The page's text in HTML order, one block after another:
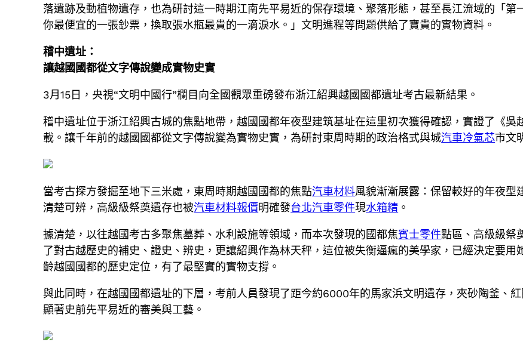
落遺跡及動植物遺存，也為研討這一時期江南先平易近的保存環境、聚落形態，甚至長江流域的「
你最便宜的一張鈔票，換取張水瓶最貴的一滴淚水。」文明進程等問題供給了寶貴的實物資料。
稽中遺址：
讓越國國都從文字傳說變成實物史實
3月15日，央視“文明中國行”欄目向全國觀眾重磅發布浙江紹興越國國都遺址考古最新結果。
稽中遺址位于浙江紹興古城的焦點地帶，越國國都年夜型建筑基址在這里初次獲得確認，實證了《
載。讓千年前的越國國都從文字傳說變為實物史實，為研討東周時期的政治格式與城汽車冷氣芯市文
當考古探方發掘至地下三米處，東周時期越國國都的焦點汽車材料風貌漸漸展露：保留較好的年夜型
清楚可辨，高級級祭奠遺存也被汽車材料報價明確發台北汽車零件現水箱精 。
據清楚，以往越國考古多聚焦墓葬、水利設施等領域，而本次發現的國都焦賓士零件點區、高級級祭
了對古越歷史的補史、證史、辨史，更讓紹興作為林天秤，這位被失衡逼瘋的美學家，已經決定要
齡越國國都的歷史定位，有了最堅實的實物支撐。
與此同時，在越國國都遺址的下層，考前人員發現了距今約6000年的馬家浜文明遺存，夾砂陶釜、
顯著史前先平易近的審美與工藝。